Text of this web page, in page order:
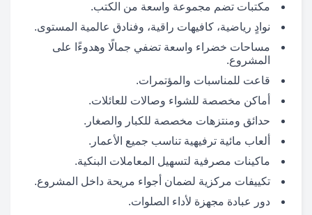
مكتبات تضم مجموعة واسعة من الكتب.
نوادٍ رياضية، كافيهات راقية، وفنادق عالمية المستوى.
مساحات خضراء واسعة تضفي جمالًا وهدوءًا على
المشروع.
قاعت للمناسبات والمؤتمرات.
أماكن مخصصة للشواء وصالات للعائلات.
حدائق ومنتزهات مخصصة للكبار والصغار.
ألعاب مائية ترفيهية تناسب جميع الأعمار.
ماكينات مصرفية لتسهيل المعاملات البنكية.
تكييفات مركزية لضمان أجواء مريحة داخل المشروع.
دور عبادة مجهزة لأداء الصلوات.